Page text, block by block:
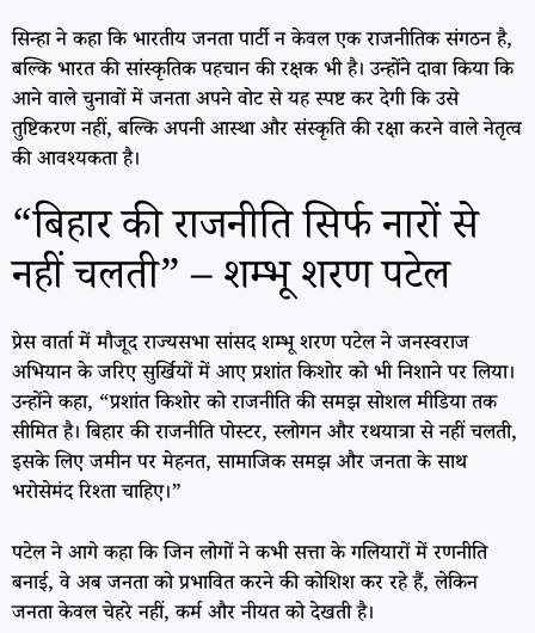
सिन्हा ने कहा कि भारतीय जनता पार्टी न केवल एक राजनीतिक संगठन है,
बल्कि भारत की सांस्कृतिक पहचान की रक्षक भी है। उन्होंने दावा किया कि
आने वाले चुनावों में जनता अपने वोट से यह स्पष्ट कर देगी कि उसे
तुष्टिकरण नहीं, बल्कि अपनी आस्था और संस्कृति की रक्षा करने वाले नेतृत्व
की आवश्यकता है।
“बिहार की राजनीति सिर्फ नारों से
नहीं चलती” – शम्भू शरण पटेल
प्रेस वार्ता में मौजूद राज्यसभा सांसद शम्भू शरण पटेल ने जनस्वराज
अभियान के जरिए सुर्खियों में आए प्रशांत किशोर को भी निशाने पर लिया।
उन्होंने कहा, “प्रशांत किशोर को राजनीति की समझ सोशल मीडिया तक
सीमित है। बिहार की राजनीति पोस्टर, स्लोगन और रथयात्रा से नहीं चलती,
इसके लिए जमीन पर मेहनत, सामाजिक समझ और जनता के साथ
भरोसेमंद रिश्ता चाहिए।”
पटेल ने आगे कहा कि जिन लोगों ने कभी सत्ता के गलियारों में रणनीति
बनाई, वे अब जनता को प्रभावित करने की कोशिश कर रहे हैं, लेकिन
जनता केवल चेहरे नहीं, कर्म और नीयत को देखती है।